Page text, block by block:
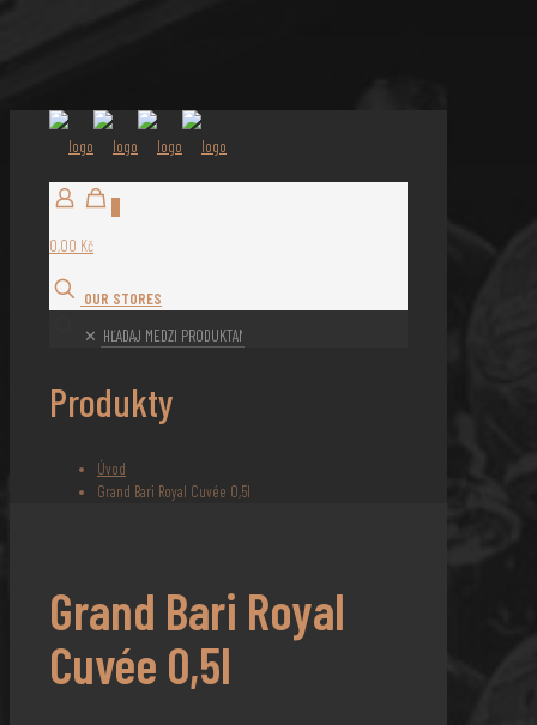
0,00 Kč
OUR STORES
✕
Produkty
Úvod
Grand Bari Royal Cuvée 0,5l
Grand Bari Royal
Cuvée 0,5l